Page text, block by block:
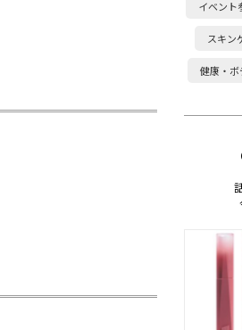
イベント
スキン
健康・ボ